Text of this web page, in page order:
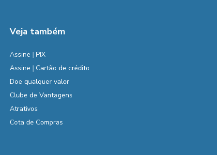
Veja também
Assine | PIX
Assine | Cartão de crédito
Doe qualquer valor
Clube de Vantagens
Atrativos
Cota de Compras